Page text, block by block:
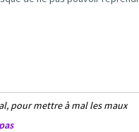
pour mettre à mal les maux